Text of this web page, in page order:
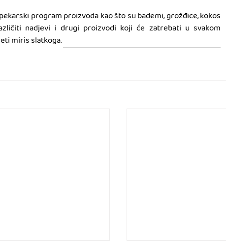
program proizvoda kao što su bademi, grožđice, kokos
nadjevi i drugi proizvodi koji će zatrebati u svakom
miris slatkoga.